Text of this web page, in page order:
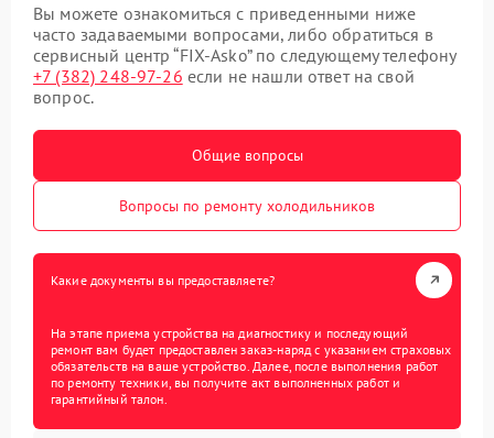
Вы можете ознакомиться с приведенными ниже
часто задаваемыми вопросами, либо обратиться в
сервисный центр “FIX-Asko” по следующему телефону
+7 (382) 248-97-26 если не нашли ответ на свой
вопрос.
Общие вопросы
Вопросы по ремонту холодильников
Какие документы вы предоставляете?
На этапе приема устройства на диагностику и последующий
ремонт вам будет предоставлен заказ-наряд с указанием страховых
обязательств на ваше устройство. Далее, после выполнения работ
по ремонту техники, вы получите акт выполненных работ и
гарантийный талон.